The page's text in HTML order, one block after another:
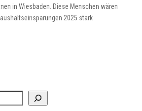
in Wiesbaden. Diese Menschen wären
2025 stark